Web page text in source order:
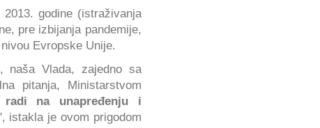
godine (istraživanja
pre izbijanja pandemije,
Evropske Unije.
naša Vlada, zajedno sa
pitanja, Ministarstvom
radi na unapređenju i
istakla je ovom prigodom